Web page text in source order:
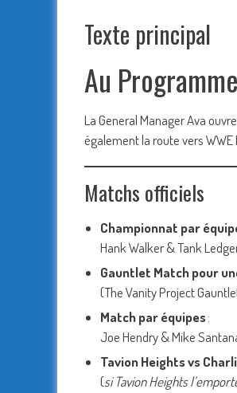
Texte principal
Au
La General Manager Ava
également la route vers
Matchs officiels
Championnat par
Hank Walker & Tank
Gauntlet Match pour
(The Vanity Project
Match par équipes:
Joe Hendry & Mike
Tavion Heights vs
(si Tavion Heights